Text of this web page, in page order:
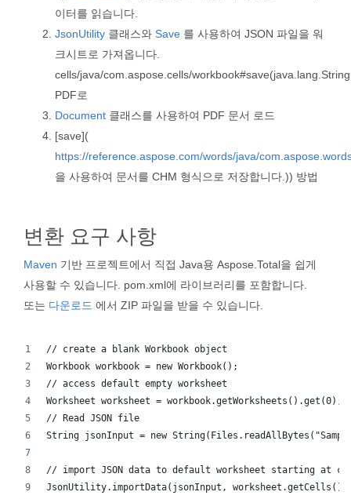
이터를 읽습니다.
JsonUtility 클래스와 Save 를 사용하여 JSON 파일을 워
크시트로 가져옵니다.
cells/java/com.aspose.cells/
PDF로
Document 클래스를 사용하여 PDF 문서 로드
[save](
https://reference.aspose.com/words/java/
을 사용하여 문서를 CHM 형식으로 저장합니다.)) 방법
변환 요구 사항
Maven 기반 프로젝트에서 직접 Java용 Aspose.Total을 쉽게
사용할 수 있습니다. pom.xml에 라이브러리를 포함합니다.
또는 다운로드 에서 ZIP 파일을 받을 수 있습니다.
// create a blank Workbook object
Workbook workbook = new Workbook();
// access default empty worksheet
Worksheet worksheet = workbook.getWorksheets().get(0);
// Read JSON file
String jsonInput = new
// import JSON data to default worksheet starting at
JsonUtility.importData(jsonInput, worksheet.getCells(),